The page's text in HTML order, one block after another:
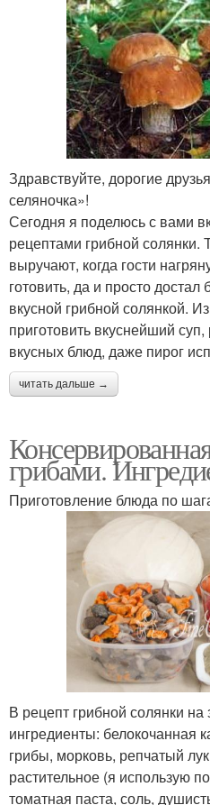
Здравствуйте, дорогие
селяночка»!
Сегодня я поделюсь с вами
рецептами грибной солянки.
выручают, когда гости
готовить, да и просто
вкусной грибной солянкой.
приготовить вкуснейший суп,
вкусных блюд, даже пирог
читать дальше →
грибами.
Приготовление блюда по
В рецепт грибной солянки
ингредиенты: белокочанная
грибы, морковь, репчатый
растительное (я использую
томатная паста, соль,